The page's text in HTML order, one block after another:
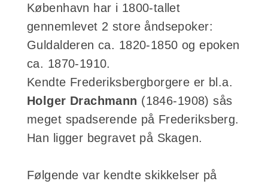
København har i 1800-tallet
gennemlevet 2 store åndsepoker:
Guldalderen ca. 1820-1850 og epoken
ca. 1870-1910.
Kendte Frederiksbergborgere er bl.a.
Holger Drachmann (1846-1908) sås
meget spadserende på Frederiksberg.
Han ligger begravet på Skagen.
Følgende var kendte skikkelser på